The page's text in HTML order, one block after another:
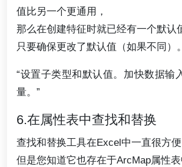
值比另一个更通用，
那么在创建特征时就已经有一个默认
只要确保更改了默认值（如果不同）。
“设置子类型和默认值。加快数据输
量。”
6.在属性表中查找和替换
查找和替换工具在Excel中一直很方便
但是您知道它也存在于ArcMap属性表